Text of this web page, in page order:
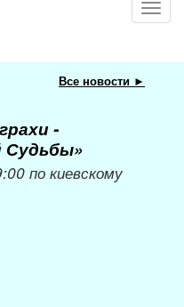
Все новости ►
-
Судьбы»
по киевскому